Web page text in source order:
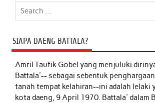
SIAPA DAENG BATTALA?
Amril Taufik Gobelyang menjuluki
Battala'-- sebagai sebentuk
tanah tempat kelahiran--ini adalah lelaki
kota daeng, 9 April 1970. Battala' dalam